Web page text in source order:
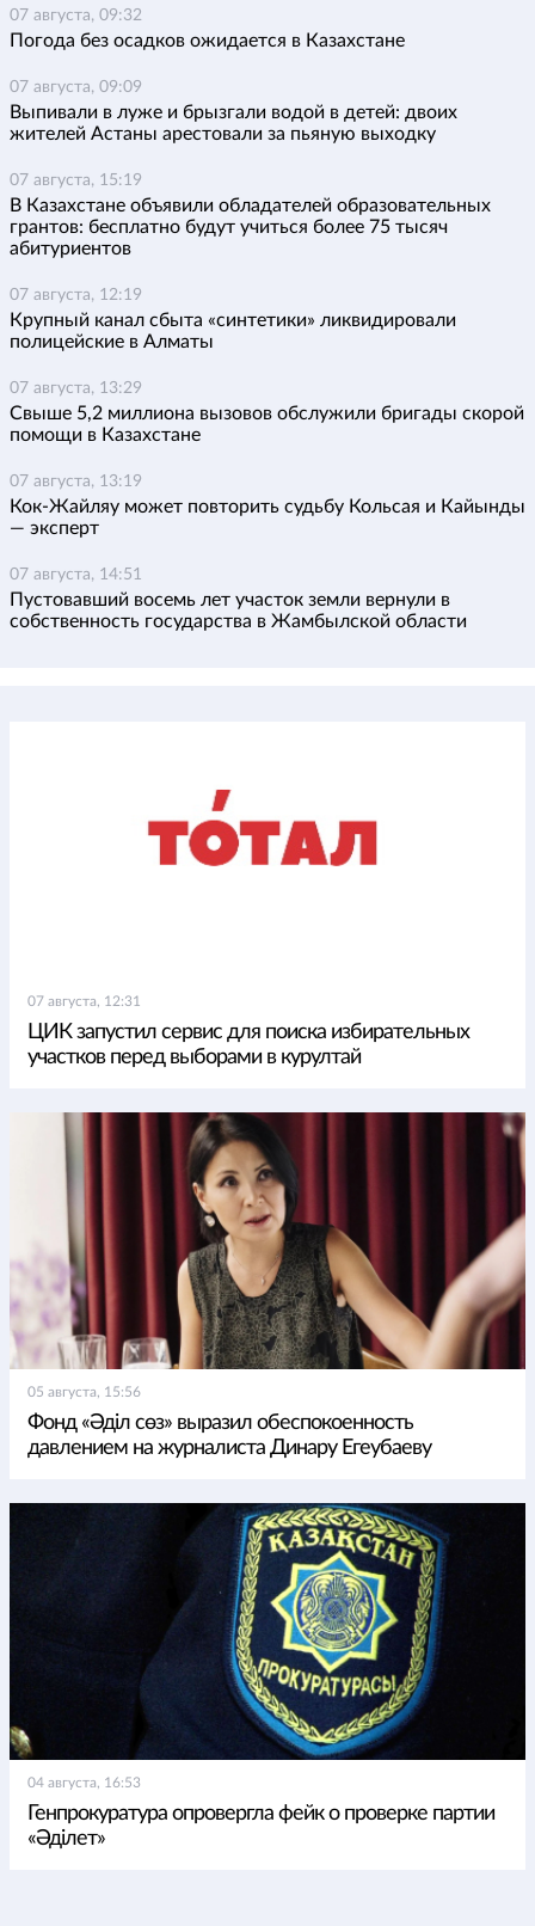
07 августа, 09:32
Погода без осадков ожидается в Казахстане
07 августа, 09:09
Выпивали в луже и брызгали водой в детей: двоих
жителей Астаны арестовали за пьяную выходку
07 августа, 15:19
В Казахстане объявили обладателей образовательных
грантов: бесплатно будут учиться более 75 тысяч
абитуриентов
07 августа, 12:19
Крупный канал сбыта «синтетики» ликвидировали
полицейские в Алматы
07 августа, 13:29
Свыше 5,2 миллиона вызовов обслужили бригады скорой
помощи в Казахстане
07 августа, 13:19
Кок-Жайляу может повторить судьбу Кольсая и Кайынды
— эксперт
07 августа, 14:51
Пустовавший восемь лет участок земли вернули в
собственность государства в Жамбылской области
07 августа, 12:31
ЦИК запустил сервис для поиска избирательных
участков перед выборами в курултай
05 августа, 15:56
Фонд «Әділ сөз» выразил обеспокоенность
давлением на журналиста Динару Егеубаеву
04 августа, 16:53
Генпрокуратура опровергла фейк о проверке партии
«Әділет»